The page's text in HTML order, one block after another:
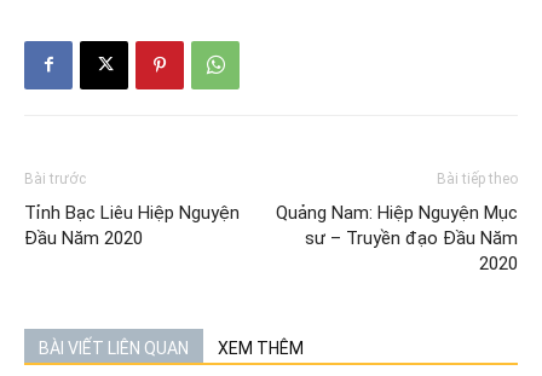
Bài trước
Tỉnh Bạc Liêu Hiệp Nguyện
Đầu Năm 2020
Bài tiếp theo
Quảng Nam: Hiệp Nguyện Mục
sư – Truyền đạo Đầu Năm
2020
BÀI VIẾT LIÊN QUAN XEM THÊM